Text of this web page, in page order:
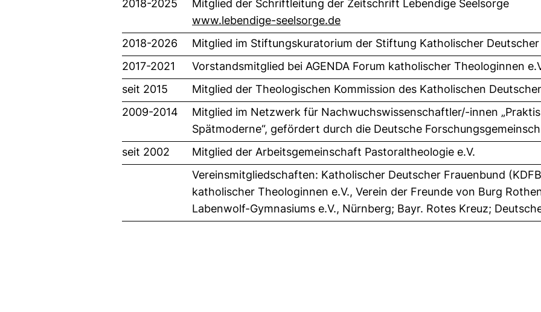
2018-2025
Mitglied der Schriftleitung der Zeitschrift Lebendige Seelsorge
www.lebendige-seelsorge.de(externer Link, öffnet neues Fenster)
2018-2026
Mitglied im Stiftungskuratorium der Stiftung Katholischer
2017-2021
Vorstandsmitglied bei AGENDA Forum katholischer Theologinnen
seit 2015
Mitglied der Theologischen Kommission des Katholischen
2009-2014
Mitglied im Netzwerk für Nachwuchswissenschaftler/-innen
Spätmoderne“, gefördert durch die Deutsche
seit 2002
Mitglied der Arbeitsgemeinschaft Pastoraltheologie e.V.
Vereinsmitgliedschaften: Katholischer Deutscher Frauenbund
katholischer Theologinnen e.V., Verein der Freunde von Burg
Labenwolf-Gymnasiums e.V., Nürnberg; Bayr. Rotes Kreuz;